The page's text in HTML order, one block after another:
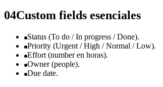
04Custom fields esenciales
Status (To do / In progress / Done).
Priority (Urgent / High / Normal / Low).
Effort (number en horas).
Owner (people).
Due date.